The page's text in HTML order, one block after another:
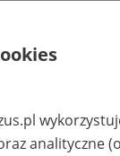
analityczne